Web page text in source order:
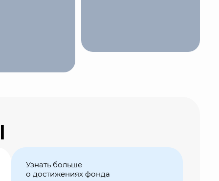
оказание полного спектра
Узнать больше
о достижениях фонда